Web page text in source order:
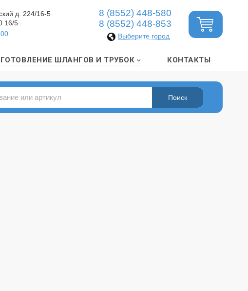
д. 224/16-5
16/5
8 (8552) 448-580
8 (8552) 448-853
Выберите город
ШЛАНГОВ И ТРУБОК КОНТАКТЫ